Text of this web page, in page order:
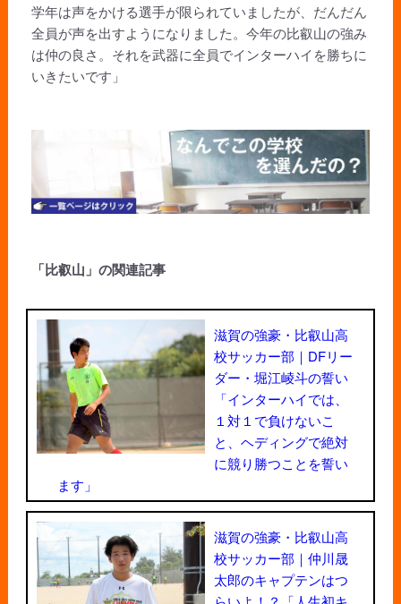
学年は声をかける選手が限られていましたが、だんだん
全員が声を出すようになりました。今年の比叡山の強み
は仲の良さ。それを武器に全員でインターハイを勝ちに
いきたいです」
「比叡山」の関連記事
滋賀の強豪・比叡山高
校サッカー部｜DFリー
ダー・堀江崚斗の誓い
「インターハイでは、
１対１で負けないこ
と、ヘディングで絶対
に競り勝つことを誓い
ます」
滋賀の強豪・比叡山高
校サッカー部｜仲川晟
太郎のキャプテンはつ